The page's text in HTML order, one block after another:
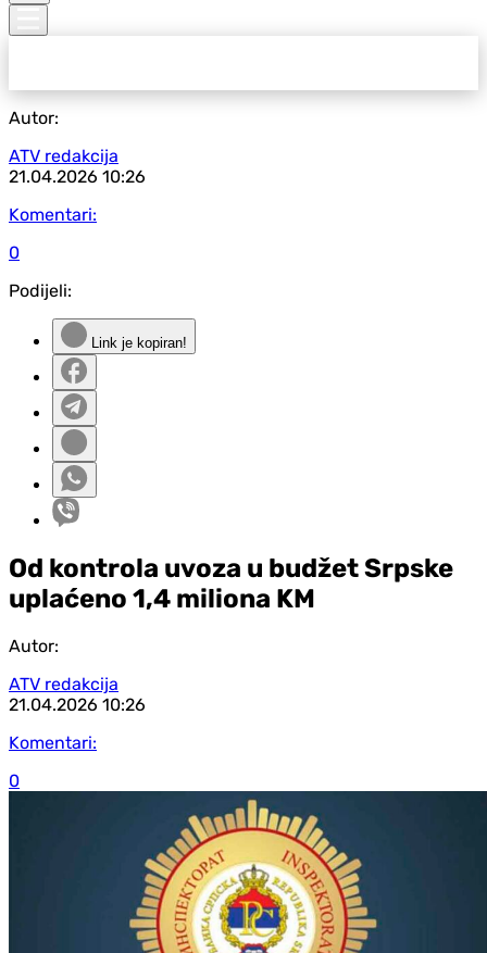
Autor:
ATV redakcija
21.04.2026 10:26
Komentari:
0
Podijeli:
Link je kopiran!
Od kontrola uvoza u budžet Srpske
uplaćeno 1,4 miliona KM
Autor:
ATV redakcija
21.04.2026 10:26
Komentari:
0